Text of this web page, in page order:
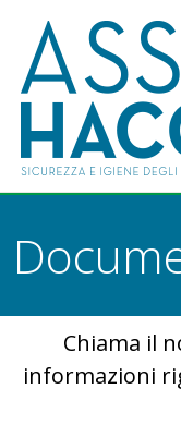
Chiama il
informazioni